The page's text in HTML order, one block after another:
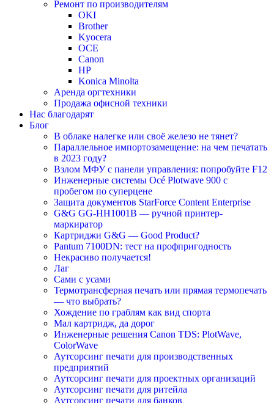
Ремонт по производителям
OKI
Brother
Kyocera
OCE
Canon
HP
Konica Minolta
Аренда оргтехники
Продажа офисной техники
Нас благодарят
Блог
В облаке налегке или своё железо не тянет?
Параллельное импортозамещение: на чем печатать
в 2023 году?
Взлом МФУ с панели управления: попробуйте F12
Инженерные системы Océ Plotwave 900 с
пробегом по суперцене
Защита документов StarForce Content Enterprise
G&G GG-HH1001B — ручной принтер-
маркиратор
Картриджи G&G — Good Product?
Pantum 7100DN: тест на профпригодность
Некрасиво получается!
Лаг
Сами с усами
Термотрансферная печать или прямая термопечать
— что выбрать?
Хождение по граблям как вид спорта
Мал картридж, да дорог
Инженерные решения Canon TDS: PlotWave,
ColorWave
Аутсорсинг печати для производственных
предприятий
Аутсорсинг печати для проектных организаций
Аутсорсинг печати для ритейла
Аутсорсинг печати для банков